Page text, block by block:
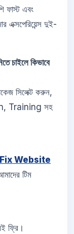
ফাস্ট এবং
এক্সপেরিয়েন্স দুই-
কিভাবে
সিলেক্ট করুন,
Training সহ
Fix Website
টিম
ফ্রি।